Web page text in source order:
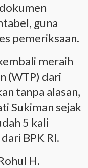
guna
pemeriksaan.
meraih
(WTP) dari
tanpa alasan,
Sukiman sejak
5 kali
BPK RI.
H.